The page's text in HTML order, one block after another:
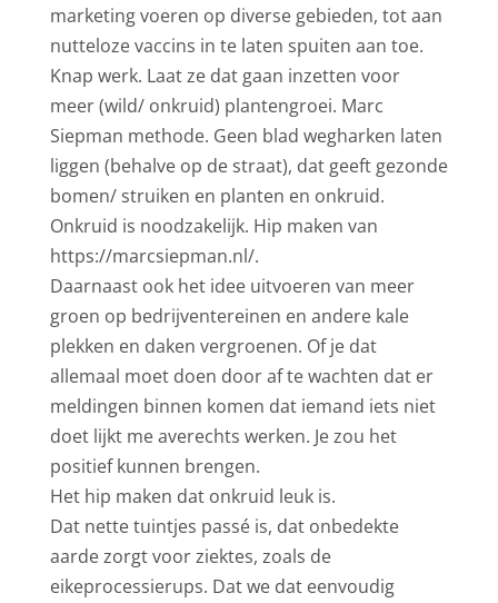
marketing voeren op diverse gebieden, tot aan
nutteloze vaccins in te laten spuiten aan toe.
Knap werk. Laat ze dat gaan inzetten voor
meer (wild/ onkruid) plantengroei. Marc
Siepman methode. Geen blad wegharken laten
liggen (behalve op de straat), dat geeft gezonde
bomen/ struiken en planten en onkruid.
Onkruid is noodzakelijk. Hip maken van
https://marcsiepman.nl/.
Daarnaast ook het idee uitvoeren van meer
groen op bedrijventereinen en andere kale
plekken en daken vergroenen. Of je dat
allemaal moet doen door af te wachten dat er
meldingen binnen komen dat iemand iets niet
doet lijkt me averechts werken. Je zou het
positief kunnen brengen.
Het hip maken dat onkruid leuk is.
Dat nette tuintjes passé is, dat onbedekte
aarde zorgt voor ziektes, zoals de
eikeprocessierups. Dat we dat eenvoudig